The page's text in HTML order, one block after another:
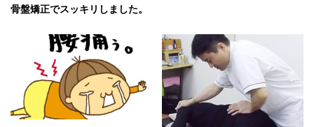
骨盤矯正でスッキリしました。